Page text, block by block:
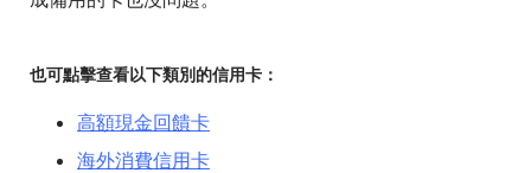
也可點擊查看以下類別的信用卡：
高額現金回饋卡
海外消費信用卡